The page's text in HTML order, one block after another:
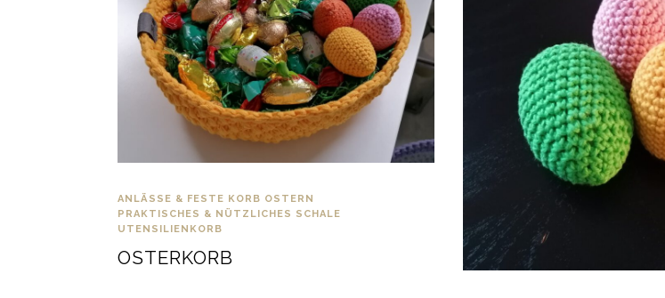
ANLÄSSE & FESTE KORB OSTERN
PRAKTISCHES & NÜTZLICHES SCHALE
UTENSILIENKORB
OSTERKORB